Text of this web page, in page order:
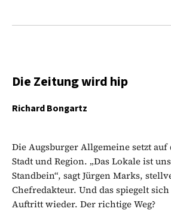
Die Zeitung wird hip
Richard Bongartz
Die Augsburger Allgemeine setzt
Stadt und Region. „Das Lokale ist
Standbein“, sagt Jürgen Marks,
Chefredakteur. Und das spiegelt
Auftritt wieder. Der richtige Weg?